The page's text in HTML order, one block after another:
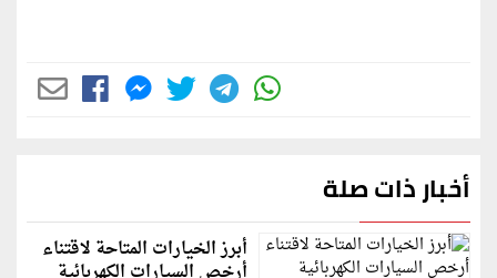
أخبار ذات صلة
أبرز الخيارات المتاحة لاقتناء